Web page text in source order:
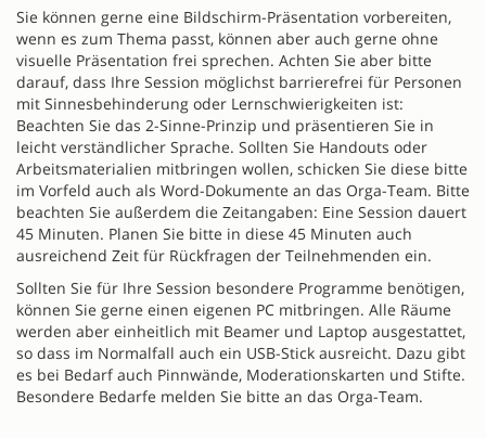
Sie können gerne eine Bildschirm-Präsentation vorbereiten,
wenn es zum Thema passt, können aber auch gerne ohne
visuelle Präsentation frei sprechen. Achten Sie aber bitte
darauf, dass Ihre Session möglichst barrierefrei für Personen
mit Sinnesbehinderung oder Lernschwierigkeiten ist:
Beachten Sie das 2-Sinne-Prinzip und präsentieren Sie in
leicht verständlicher Sprache. Sollten Sie Handouts oder
Arbeitsmaterialien mitbringen wollen, schicken Sie diese bitte
im Vorfeld auch als Word-Dokumente an das Orga-Team. Bitte
beachten Sie außerdem die Zeitangaben: Eine Session dauert
45 Minuten. Planen Sie bitte in diese 45 Minuten auch
ausreichend Zeit für Rückfragen der Teilnehmenden ein.
Sollten Sie für Ihre Session besondere Programme benötigen,
können Sie gerne einen eigenen PC mitbringen. Alle Räume
werden aber einheitlich mit Beamer und Laptop ausgestattet,
so dass im Normalfall auch ein USB-Stick ausreicht. Dazu gibt
es bei Bedarf auch Pinnwände, Moderationskarten und Stifte.
Besondere Bedarfe melden Sie bitte an das Orga-Team.